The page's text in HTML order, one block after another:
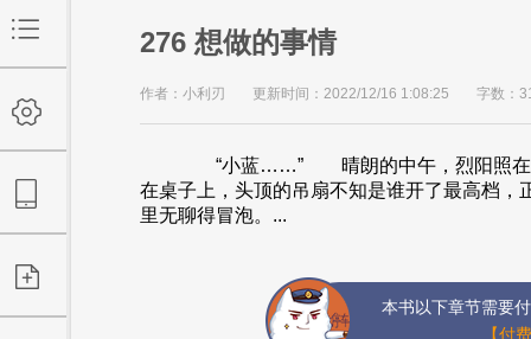
276 想做的事情
作者：小利刃 更新时间：2022/12/16 1:08:25 字数：
“小蓝……” 晴朗的中午，烈阳照在蓝
在桌子上，头顶的吊扇不知是谁开了最高档
里无聊得冒泡。...
本书以下章节需要
【付